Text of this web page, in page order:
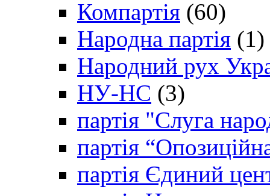
Компартія (60)
Народна партія (1)
Народний рух
НУ-НС (3)
партія "Слуга
партія
партія Єдиний